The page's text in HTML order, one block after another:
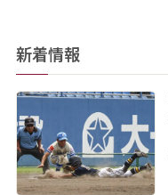
新着情報